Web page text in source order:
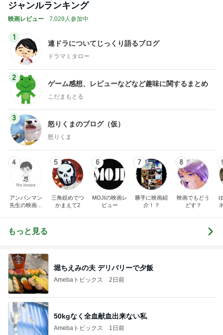
ジャンルランキング
映画レビュー 7,028人参加中
1
連ドラについてじっくり語るブログ
ドラマミタロー
2
ゲーム感想、レビューなどなど趣味に関するまとめ
こだまもとる
3
怒りくまのブログ（仮）
怒りくま
4
アンパンマン
先生の映画講
5
三角絞めでつ
かまえて2
6
MOJIの映画レ
ビュー
7
勝手に映画紹
介！？
8
映画でもどう
どす？
もっと見る
堀ちえみの夫 デリバリーで夕飯
Amebaトピックス 2日前
50kgなく全血献血出来ない私
Amebaトピックス 1日前